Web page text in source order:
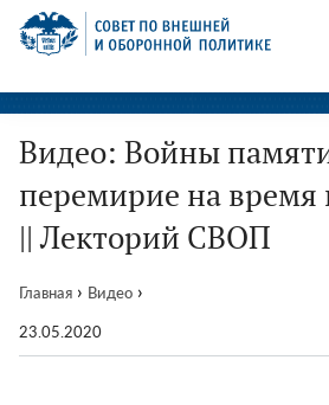
Перейти
СВОП
Видео: Войны
перемирие на время
|| Лекторий СВОП
Главная › Видео ›
23.05.2020